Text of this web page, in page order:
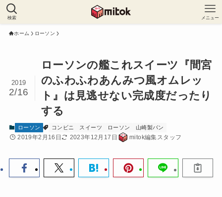
検索 メニュー
ホーム ローソン
ローソンの艦これスイーツ『間宮
のふわふわあんみつ風オムレッ
ト』は見逃せない完成度だったり
する
2019
2/16
ローソン コンビニ スイーツ ローソン 山崎製パン
2019年2月16日 2023年12月17日 mitok編集スタッフ